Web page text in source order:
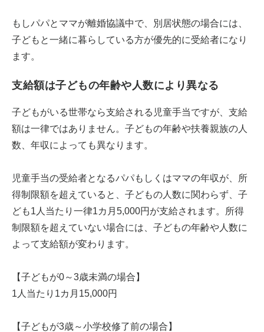
もしパパとママが離婚協議中で、別居状態の場合には、
子どもと一緒に暮らしている方が優先的に受給者になり
ます。
支給額は子どもの年齢や人数により異なる
子どもがいる世帯なら支給される児童手当ですが、支給
額は一律ではありません。子どもの年齢や扶養親族の人
数、年収によっても異なります。
児童手当の受給者となるパパもしくはママの年収が、所
得制限額を超えていると、子どもの人数に関わらず、子
ども1人当たり一律1カ月5,000円が支給されます。所得
制限額を超えていない場合には、子どもの年齢や人数に
よって支給額が変わります。
【子どもが0～3歳未満の場合】
1人当たり1カ月15,000円
【子どもが3歳～小学校修了前の場合】